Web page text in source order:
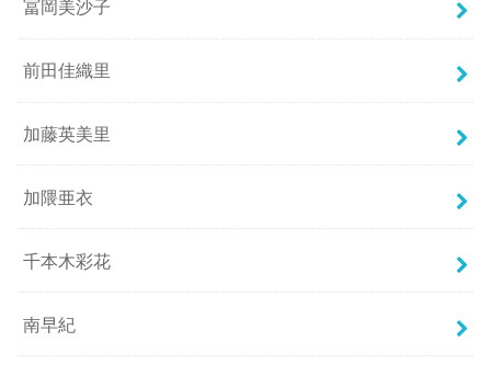
冨岡美沙子
前田佳織里
加藤英美里
加隈亜衣
千本木彩花
南早紀